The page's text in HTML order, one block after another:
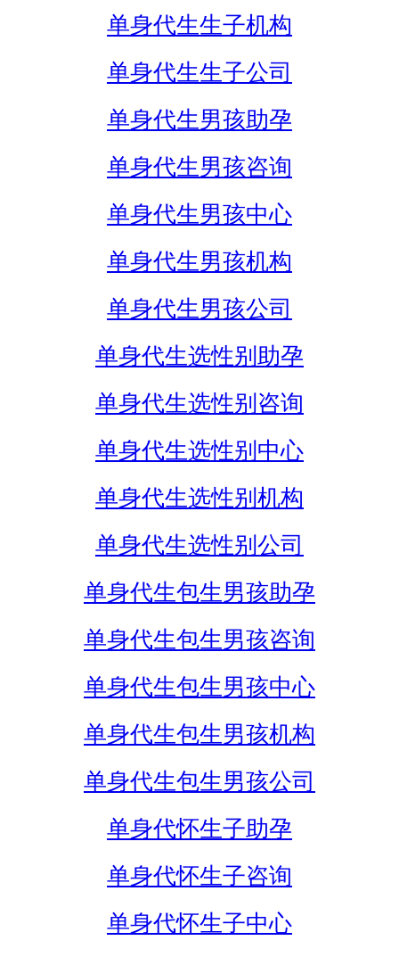
单身代生生子机构
单身代生生子公司
单身代生男孩助孕
单身代生男孩咨询
单身代生男孩中心
单身代生男孩机构
单身代生男孩公司
单身代生选性别助孕
单身代生选性别咨询
单身代生选性别中心
单身代生选性别机构
单身代生选性别公司
单身代生包生男孩助孕
单身代生包生男孩咨询
单身代生包生男孩中心
单身代生包生男孩机构
单身代生包生男孩公司
单身代怀生子助孕
单身代怀生子咨询
单身代怀生子中心